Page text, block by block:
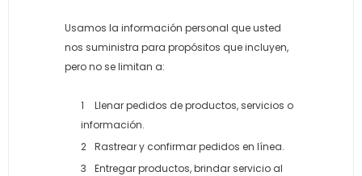
Usamos la información personal que usted
nos suministra para propósitos que incluyen,
pero no se limitan a:
Llenar pedidos de productos, servicios o
información.
Rastrear y confirmar pedidos en línea.
Entregar productos, brindar servicio al